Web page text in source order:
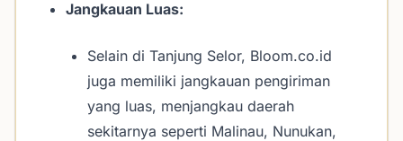
Jangkauan Luas:
Selain di Tanjung Selor, Bloom.co.id
juga memiliki jangkauan pengiriman
yang luas, menjangkau daerah
sekitarnya seperti Malinau, Nunukan,